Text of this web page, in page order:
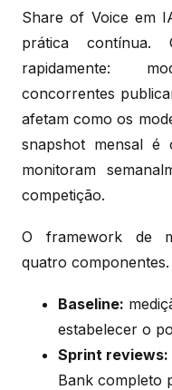
Share of Voice em
prática
rapidamente:
concorrentes
afetam como os
snapshot mensal é
monitoram
competição.
O framework de
quatro componentes.
Baseline:
estabelecer o
Sprint reviews:
Bank completo